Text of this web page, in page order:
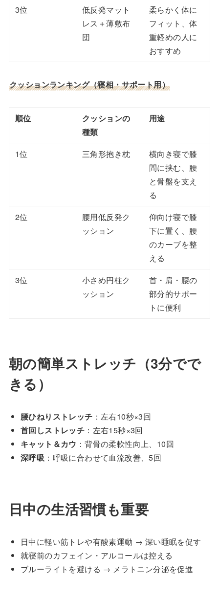
3位
低反発マット
レス＋薄敷布
団
柔らかく体に
フィット、体
重軽めの人に
おすすめ
クッションランキング（寝相・サポート用）
順位
クッションの
種類
用途
1位 三角形抱き枕
横向き寝で膝
間に挟む、腰
と骨盤を支え
る
2位
腰用低反発ク
ッション
仰向け寝で膝
下に置く、腰
のカーブを整
える
3位
小さめ円柱ク
ッション
首・肩・腰の
部分的サポー
トに便利
朝の簡単ストレッチ（3分でで
きる）
腰ひねりストレッチ ：左右10秒×3回
首回しストレッチ ：左右15秒×3回
キャット＆カウ ：背骨の柔軟性向上、10回
深呼吸 ：呼吸に合わせて血流改善、5回
日中の生活習慣も重要
日中に軽い筋トレや有酸素運動 → 深い睡眠を促す
就寝前のカフェイン・アルコールは控える
ブルーライトを避ける → メラトニン分泌を促進